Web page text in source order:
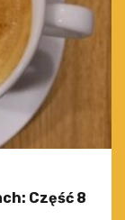
Część 8